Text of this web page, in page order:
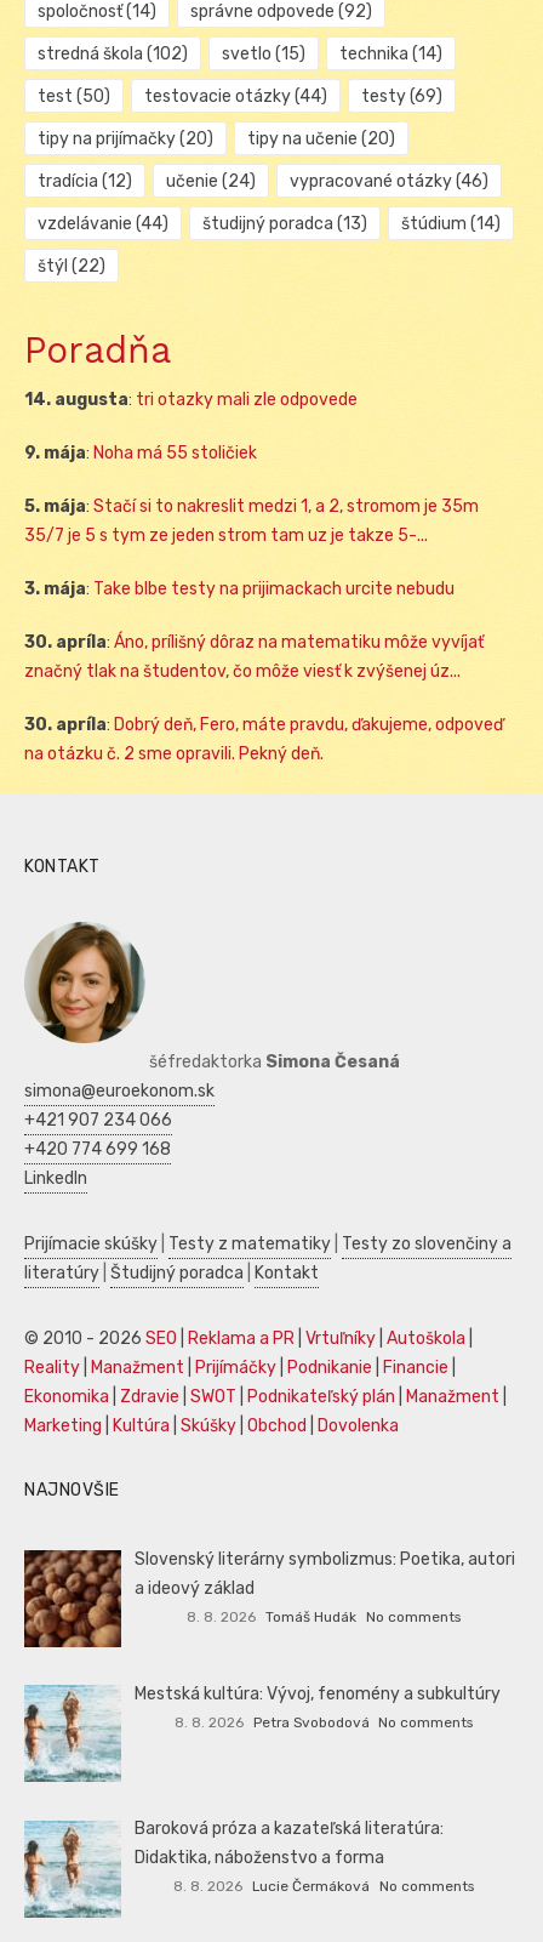
spoločnosť(14) správne odpovede (92)
stredná škola (102) svetlo (15) technika (14)
test (50) testovacie otázky(44) testy(69)
tipy na prijímačky(20) tipy na učenie (20)
tradícia (12) učenie (24) vypracované otázky(46)
vzdelávanie (44) študijný poradca (13) štúdium (14)
štýl (22)
Poradňa
14. augusta: tri otazky mali zle odpovede
9. mája: Noha má 55 stoličiek
5. mája: Stačí si to nakreslit medzi 1, a 2, stromom je 35m
35/7 je 5 s tym ze jeden strom tam uz je takze 5-...
3. mája: Take blbe testy na prijimackach urcite nebudu
30. apríla: Áno, prílišný dôraz na matematiku môže vyvíjať
značný tlak na študentov, čo môže viesť k zvýšenej úz...
30. apríla: Dobrý deň, Fero, máte pravdu, ďakujeme, odpoveď
na otázku č. 2 sme opravili. Pekný deň.
KONTAKT
šéfredaktorka Simona Česaná
simona@euroekonom.sk
+421 907 234 066
+420 774 699 168
LinkedIn
Prijímacie skúšky Testy z matematiky Testy zo slovenčiny a
literatúry Študijný poradca Kontakt
© 2010 - 2026 SEO Reklama a PR Vrtuľníky Autoškola
Reality
Manažment Prijímáčky Podnikanie Financie
Ekonomika
Zdravie SWOT Podnikateľský plán Manažment
Marketing
Kultúra Skúšky Obchod Dovolenka
NAJNOVŠIE
Slovenský literárny symbolizmus: Poetika, autori
a ideový základ
8. 8. 2026 Tomáš Hudák No comments
Mestská kultúra: Vývoj, fenomény a subkultúry
8. 8. 2026 Petra Svobodová No comments
Baroková próza a kazateľská literatúra:
Didaktika, náboženstvo a forma
8. 8. 2026 Lucie Čermáková No comments